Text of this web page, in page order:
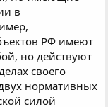
в
РФ имеют
но действуют
своего
нормативных
силой